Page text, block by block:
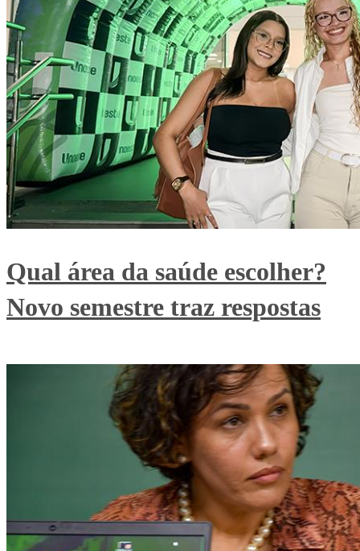
Qual área da saúde escolher?
Novo semestre traz respostas